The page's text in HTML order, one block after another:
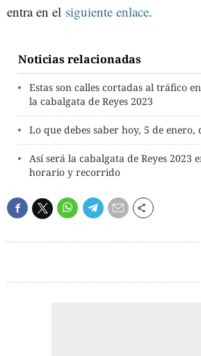
entra en el siguiente enlace.
Noticias relacionadas
Estas son calles cortadas al tráfico
la cabalgata de Reyes 2023
Lo que debes saber hoy, 5 de enero,
Así será la cabalgata de Reyes 2023
horario y recorrido